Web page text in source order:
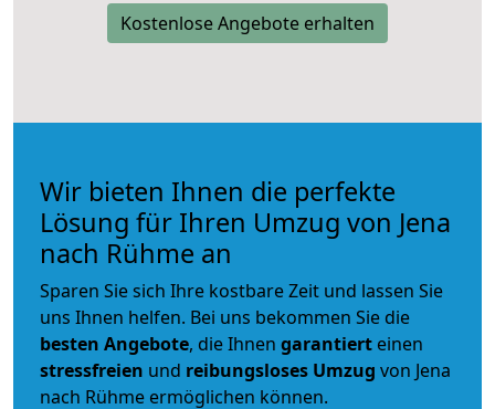
Kostenlose Angebote erhalten
Wir bieten Ihnen die perfekte
Lösung für Ihren Umzug von Jena
nach Rühme an
Sparen Sie sich Ihre kostbare Zeit und lassen Sie
uns Ihnen helfen. Bei uns bekommen Sie die
besten Angebote, die Ihnen garantiert einen
stressfreien und reibungsloses Umzug von Jena
nach Rühme ermöglichen können.